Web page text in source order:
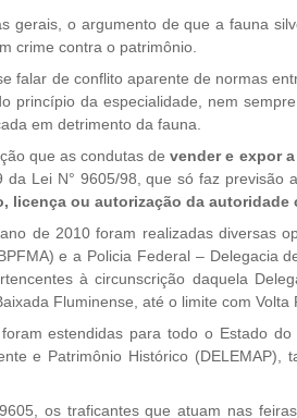
o argumento de que a fauna
crime contra o patrimônio.
de conflito aparente de normas
princípio da especialidade, nem
em detrimento da fauna.
que as condutas devender e expor
Lei N° 9605/98, que só faz previsão
licença ou autorização da autoridade
de 2010 foram realizadas diversas
e a Policia Federal – Delegacia
à circunscrição daquela
Fluminense, até o limite com Volta
para todo o Estado do
e Patrimônio Histórico (DELEMAP),
traficantes que atuam nas feiras